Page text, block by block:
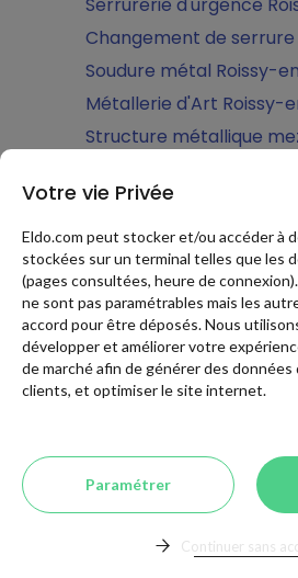
Changement de
Soudure métal Roissy-
Métallerie d'Art Roissy-
Structure métallique
Structure métallique
Verrière acier Roissy-
Serrurerie blindée
RENOVATION EXTERIEURE
Abri de jardin Roissy-
Chalet de jardin Roissy-
Abri de jardin en métal
Abri de jardin PVC
Alarmes
Roissy-en-Brie
Votre vie Privée
Eldo.com peut stocker et/ou accéder à
stockées sur un terminal telles que les
(pages consultées, heure de
ne sont pas paramétrables mais les
accord pour être déposés. Nous
développer et améliorer votre
de marché afin de générer des données
clients, et optimiser le site internet.
Continuer sans
Paramétrer